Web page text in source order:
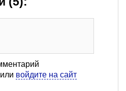
или войдите на сайт